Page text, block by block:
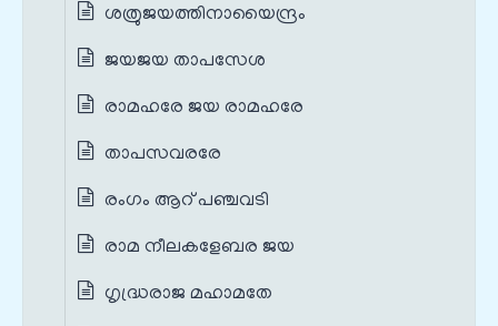
ശത്രുജയത്തിനായൈന്ദ്രം
ജയജയ താപസേശ
രാമഹരേ ജയ രാമഹരേ
താപസവരരേ
രംഗം ആറ് പഞ്ചവടി
രാമ നീലകളേബര ജയ
ഗൃദ്ധ്രരാജ മഹാമതേ